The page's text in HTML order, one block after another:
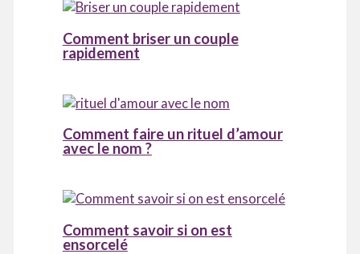
Comment briser un couple
rapidement
Comment faire un rituel d’amour
avec le nom ?
Comment savoir si on est
ensorcelé